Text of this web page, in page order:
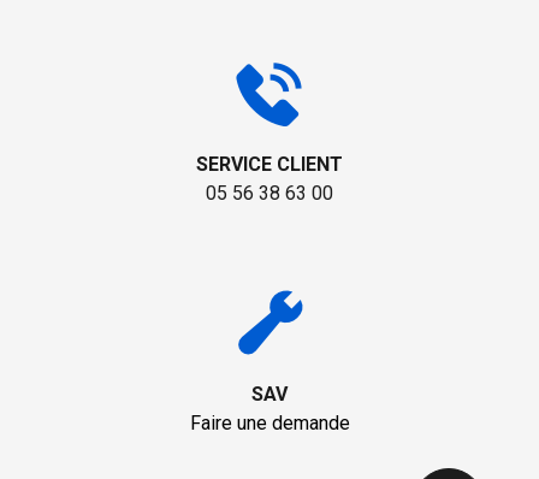
SERVICE CLIENT
05 56 38 63 00
SAV
Faire une demande